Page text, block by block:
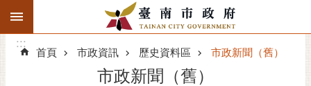
跳到主要內容區塊
搜
階
:::
:::
首頁 市政資訊 歷史資料區 市政新聞（舊）
市政新聞（舊）